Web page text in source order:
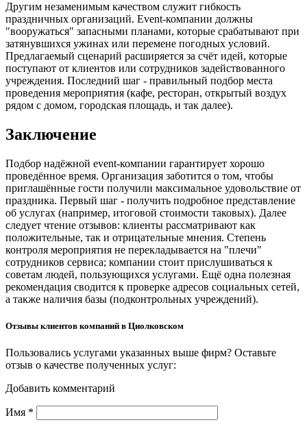
Другим незаменимым качеством служит гибкость
праздничных организаций. Event-компании должны
"вооружаться" запасными планами, которые срабатывают при
затянувшихся ужинах или перемене погодных условий.
Предлагаемый сценарий расширяется за счёт идей, которые
поступают от клиентов или сотрудников задействованного
учреждения. Последний шаг - правильный подбор места
проведения мероприятия (кафе, ресторан, открытый воздух
рядом с домом, городская площадь, и так далее).
Заключение
Подбор надёжной event-компании гарантирует хорошо
проведённое время. Организация заботится о том, чтобы
приглашённые гости получили максимальное удовольствие от
праздника. Первый шаг - получить подробное представление
об услугах (например, итоговой стоимости таковых). Далее
следует чтение отзывов: клиенты рассматривают как
положительные, так и отрицательные мнения. Степень
контроля мероприятия не перекладывается на "плечи"
сотрудников сервиса; компании стоит прислушиваться к
советам людей, пользующихся услугами. Ещё одна полезная
рекомендация сводится к проверке адресов социальных сетей,
а также наличия базы (подконтрольных учреждений).
Отзывы клиентов компаний в Циолковском
Пользовались услугами указанных выше фирм? Оставьте
отзыв о качестве полученных услуг:
Добавить комментарий
Имя *